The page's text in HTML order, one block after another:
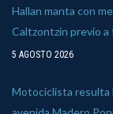
Hallan manta con
Caltzontzin previo
5 AGOSTO 2026
Motociclista resulta